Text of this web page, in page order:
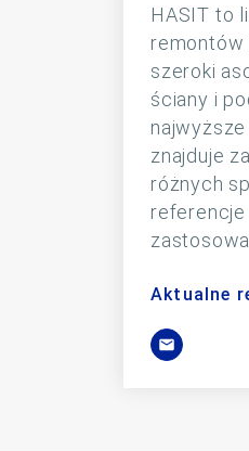
HASIT to
remontów
szeroki
ściany i
znajduje
różnych
referencje
Aktualne